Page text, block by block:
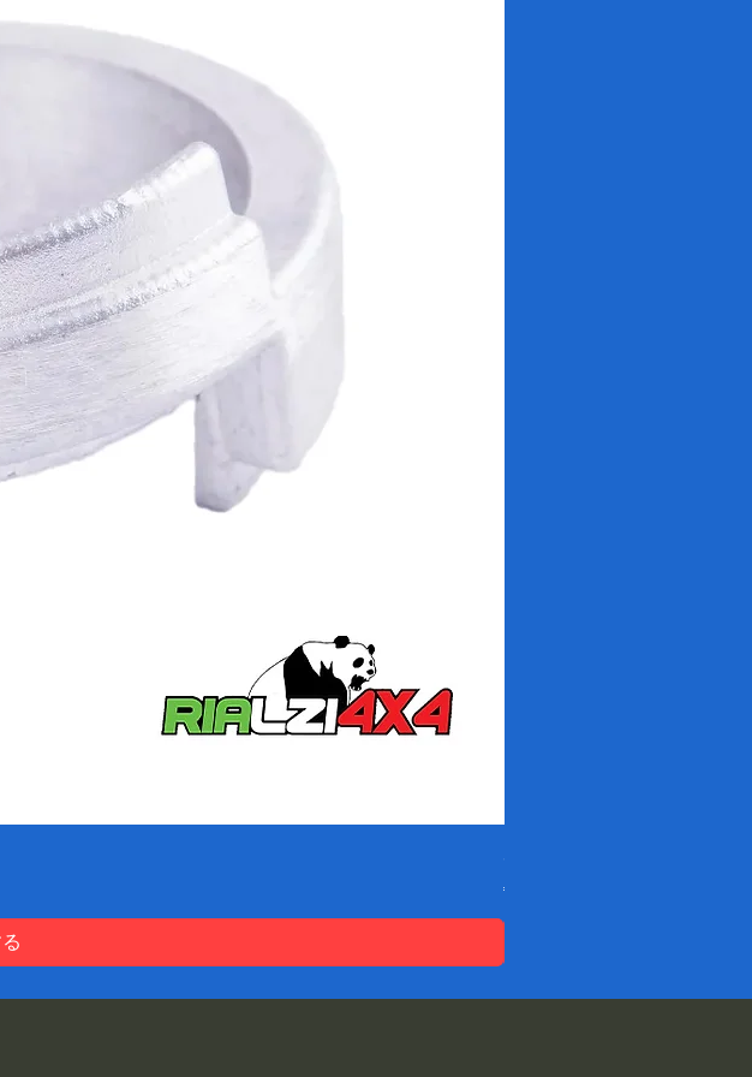
Spessori DACIA SANDERO
価格
€95.04